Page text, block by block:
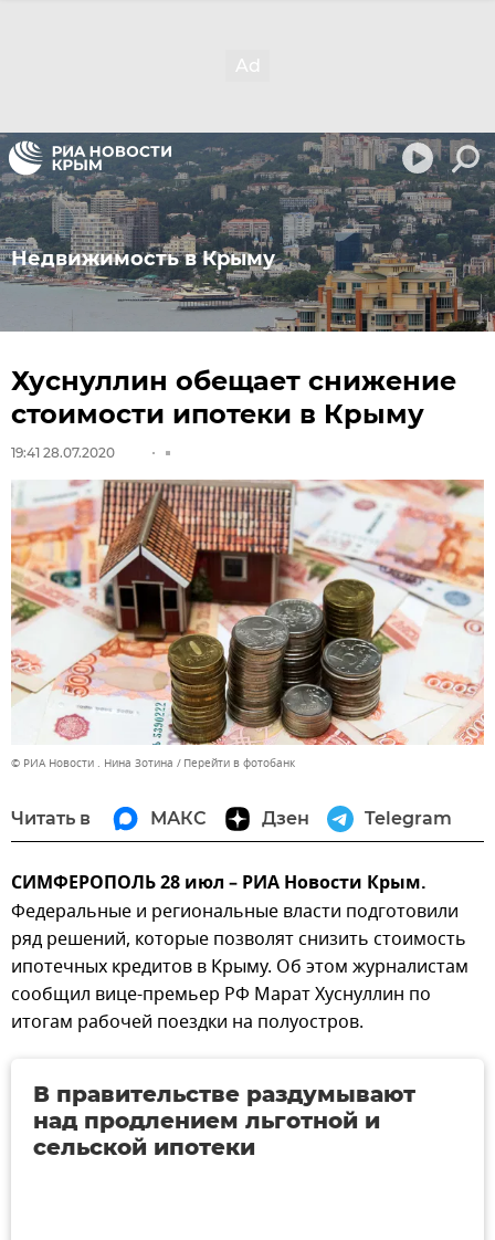
Недвижимость в Крыму
Хуснуллин обещает снижение
стоимости ипотеки в Крыму
19:41 28.07.2020
© РИА Новости . Нина Зотина Перейти в фотобанк
Читать в МАКС Дзен Telegram
СИМФЕРОПОЛЬ 28 июл – РИА Новости Крым.
Федеральные и региональные власти подготовили
ряд решений, которые позволят снизить стоимость
ипотечных кредитов в Крыму. Об этом журналистам
сообщил вице-премьер РФ Марат Хуснуллин по
итогам рабочей поездки на полуостров.
В правительстве раздумывают
над продлением льготной и
сельской ипотеки